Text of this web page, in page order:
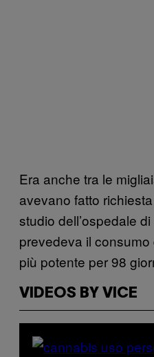
Era anche tra le
avevano fatto
studio dell’ospedale
prevedeva il consumo
più potente per 98
VIDEOS BY VICE